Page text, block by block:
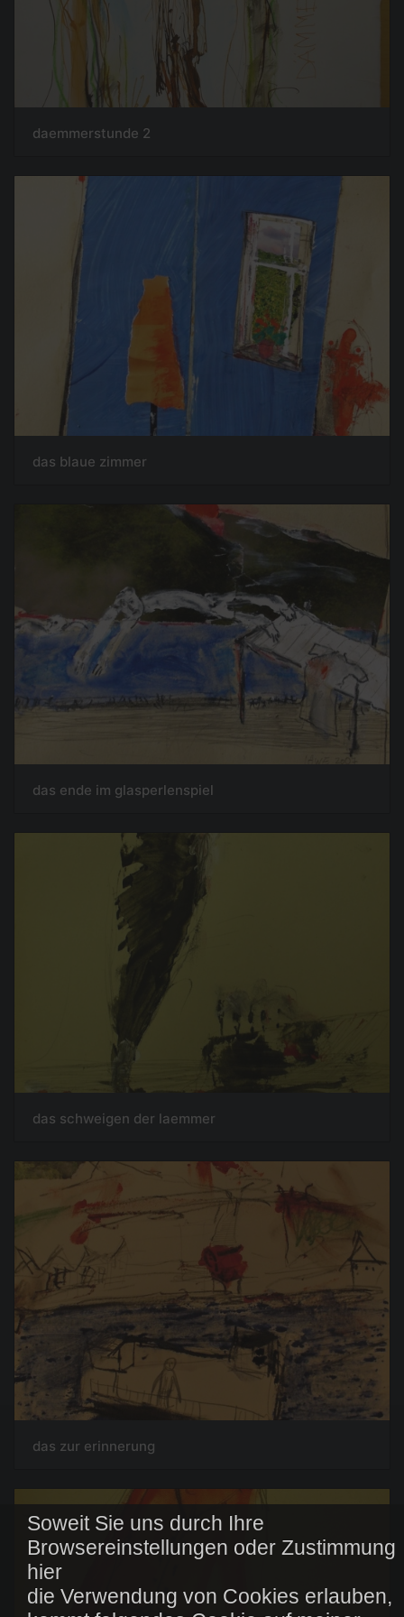
Soweit Sie uns durch Ihre
Browsereinstellungen oder Zustimmung
hier
die Verwendung von Cookies erlauben,
daemmerstunde 2
das blaue zimmer
das ende im glasperlenspiel
das schweigen der laemmer
das zur erinnerung